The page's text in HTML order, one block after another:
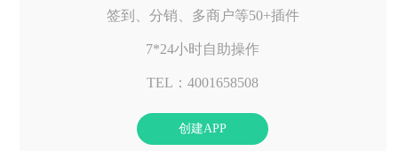
签到、分销、多商户等50+插件
7*24小时自助操作
TEL：4001658508
创建APP